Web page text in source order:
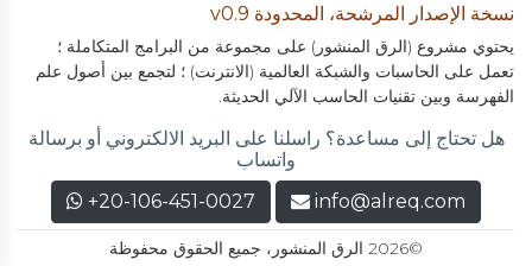
نسخة الإصدار المرشحة، المحدودة v0.9
يحتوي مشروع (الرق المنشور) على مجموعة من البرامج المتكاملة ؛
تعمل على الحاسبات والشبكة العالمية (الانترنت) ؛ لتجمع بين أصول علم
الفهرسة وبين تقنيات الحاسب الآلي الحديثة.
هل تحتاج إلى مساعدة؟ راسلنا على البريد الالكتروني أو برسالة
واتساب
info@alreq.com
+20-106-451-0027
©2026 الرق المنشور، جميع الحقوق محفوظة